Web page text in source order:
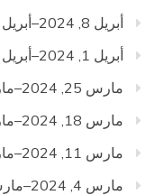
أبريل 8, 2024–أبريل 14, 2024
أبريل 1, 2024–أبريل 7, 2024
مارس 25, 2024–مارس 31, 2024
مارس 18, 2024–مارس 24, 2024
مارس 11, 2024–مارس 17, 2024
مارس 4, 2024–مارس 10, 2024